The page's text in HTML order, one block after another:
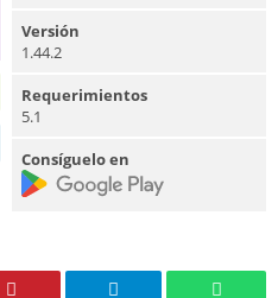
Versión
1.44.2
Requerimientos
5.1
Consíguelo en